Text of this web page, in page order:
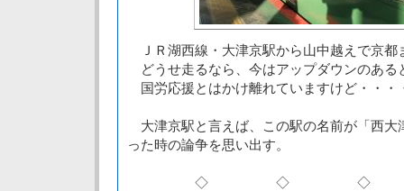
ＪＲ湖西線・大津京駅から山中越えで京都
どうせ走るなら、今はアップダウンのある
国労応援とはかけ離れていますけど・・・
大津京駅と言えば、この駅の名前が「西大
った時の論争を思い出す。
◇ ◇ ◇